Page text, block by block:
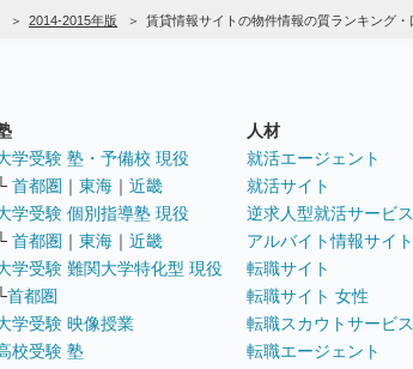
2014-2015年版 賃貸情報サイトの物件情報の質ランキング・
学受験 塾・予備校 現役
└ 首都圏 ｜ 東海 ｜ 近畿
学受験 個別指導塾 現役
└ 首都圏 ｜ 東海 ｜ 近畿
学受験 難関大学特化型 現役
└首都圏
学受験 映像授業
校受験 塾
人材
就活エージェント
就活サイト
逆求人型就活サービス
アルバイト情報サイト
転職サイト
転職サイト 女性
転職スカウトサービス
転職エージェント